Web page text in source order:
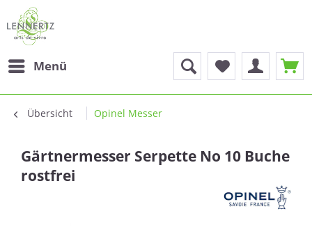
Menü
Übersicht Opinel Messer
Gärtnermesser Serpette No 10 Buche
rostfrei